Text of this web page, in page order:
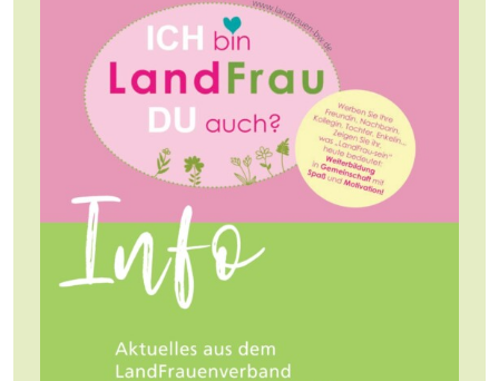
Jobs
Newsletter
Presse
Intern
Login
Mitglied werden